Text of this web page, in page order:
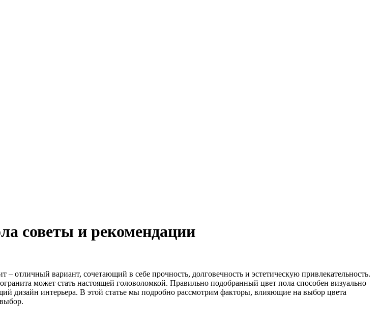
советы и рекомендации
отличный вариант, сочетающий в себе прочность, долговечность и эстетическую привлекательность.
может стать настоящей головоломкой. Правильно подобранный цвет пола способен визуально
дизайн интерьера. В этой статье мы подробно рассмотрим факторы, влияющие на выбор цвета